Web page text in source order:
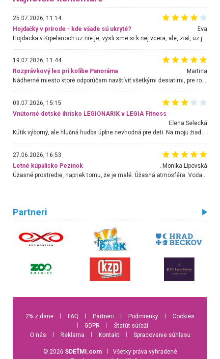
25.07.2026, 11:14
Hojdačky v prírode - kde všade sú ukryté?
Eva
19.07.2026, 11:44
Rozprávkový les pri kolibe Panoráma
Martina
Nádherné miesto ktoré odporúčam navštíviť všetkými desiatimi, pre rodiny s deťmi, dôchodcom... Proste a jednoducho ozaj rozprávkový les.. určite ešte prídeme. Odniesli sme si na pamiatku krásne tričká,
09.07.2026, 15:15
Vnútorné detské ihrisko LEGIONARIK v LEGIA Fitness
Elena Selecká
Kútik výborný, ale hlučná hudba úplne nevhodná pre deti. Na moju žiadosť o aspoň sušenie nereagovali.
27.06.2026, 16:53
Letné kúpalisko Pezinok
. Monika Lipovská
Partneri
2% z dane FAQ Partneri Podmienky
Cookies
GDPR
Štatút súťaží
O nás
Reklama Kontakt Spracovanie súhlasu
© 2026 SDEŤMI.com
Všetky práva vyhradené